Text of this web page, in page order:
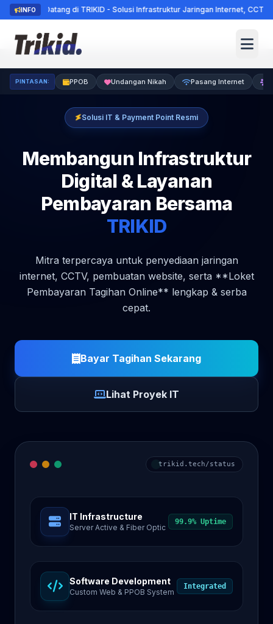
INFO
Datang di TRIKID - Solusi Infrastruktur Jaringan Internet, CCTV, & Loket
PINTASAN: PPOB Undangan Nikah Pasang Internet
Solusi IT & Payment Point Resmi
Membangun Infrastruktur
Digital & Layanan
Pembayaran Bersama
TRIKID
Mitra terpercaya untuk penyediaan jaringan
internet, CCTV, pembuatan website, serta **Loket
Pembayaran Tagihan Online** lengkap & serba
cepat.
Bayar Tagihan Sekarang
Lihat Proyek IT
trikid.tech/status
IT Infrastructure
Server Active & Fiber Optic
99.9% Uptime
Software Development
Custom Web & PPOB System
Integrated